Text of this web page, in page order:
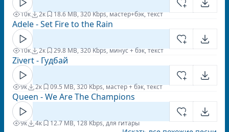
10к 2к 18.6 MB, 320 Kbps, мастер+бэк, текст
Adele - Set Fire to the Rain
10к 2к 29.8 MB, 320 Kbps, минус + бэк, текст
Zivert - Гудбай
9к 2к 09.5 MB, 320 Kbps, мастер + бэк, текст
Queen - We Are The Champions
9к 4к 12.7 MB, 128 Kbps, для гитары